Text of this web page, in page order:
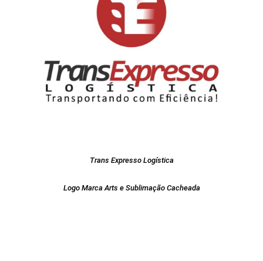
Trans Expresso Logística
Logo Marca Arts e Sublimação Cacheada